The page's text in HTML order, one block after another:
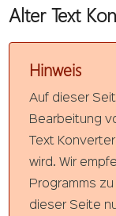
Alter Text
Hinweis
Auf dieser
Bearbeitung
Text
wird. Wir
Programms
dieser Seite